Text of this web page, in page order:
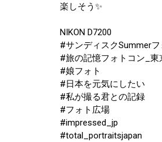
楽しそう✨
NIKON D7200
#サンディスクSummer
#旅の記憶フォトコン_
#娘フォト
#日本を元気にしたい
#私が撮る君との記録
#フォト広場
#impressed_jp
#total_portraitsjapan